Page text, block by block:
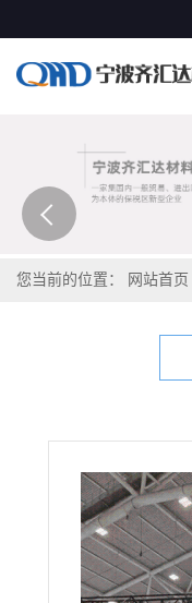
您当前的位置： 网站首页